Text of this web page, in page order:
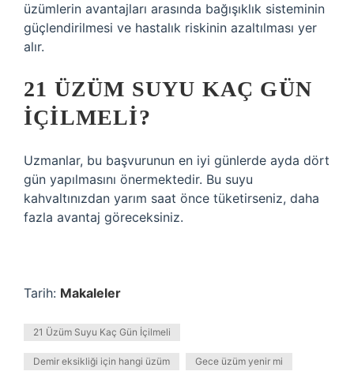
üzümlerin avantajları arasında bağışıklık sisteminin
güçlendirilmesi ve hastalık riskinin azaltılması yer
alır.
21 ÜZÜM SUYU KAÇ GÜN
İÇILMELI?
Uzmanlar, bu başvurunun en iyi günlerde ayda dört
gün yapılmasını önermektedir. Bu suyu
kahvaltınızdan yarım saat önce tüketirseniz, daha
fazla avantaj göreceksiniz.
Tarih: Makaleler
21 Üzüm Suyu Kaç Gün İçilmeli
Demir eksikliği için hangi üzüm Gece üzüm yenir mi